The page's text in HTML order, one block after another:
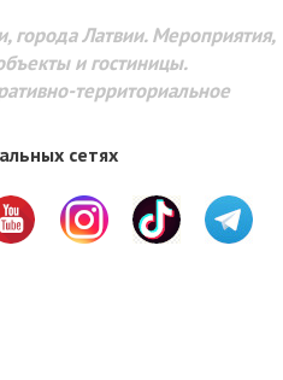
города Латвии. Мероприятия,
и гостиницы.
территориальное
сетях